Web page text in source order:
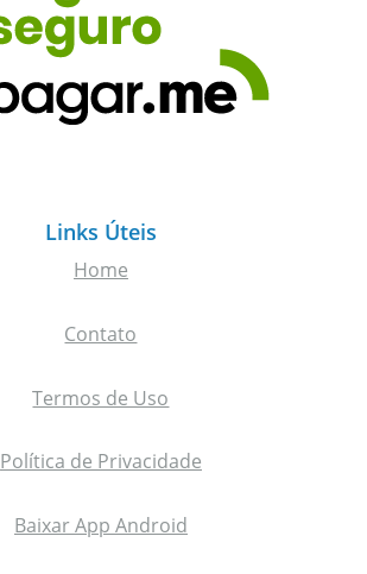
Links Úteis
Home
Contato
Termos de Uso
Política de Privacidade
Baixar App Android